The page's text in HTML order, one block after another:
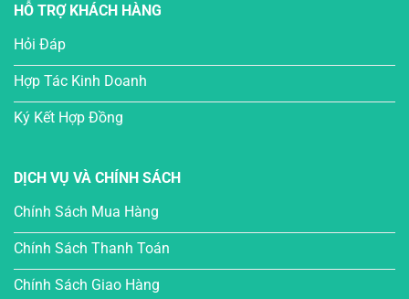
HỖ TRỢ KHÁCH HÀNG
Hỏi Đáp
Hợp Tác Kinh Doanh
Ký Kết Hợp Đồng
DỊCH VỤ VÀ CHÍNH SÁCH
Chính Sách Mua Hàng
Chính Sách Thanh Toán
Chính Sách Giao Hàng